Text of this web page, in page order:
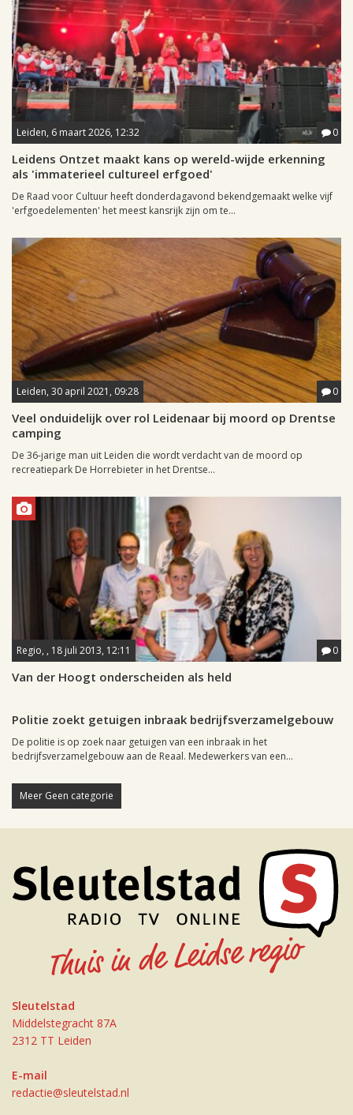
Leiden, 6 maart 2026, 12:32 0
Leidens Ontzet maakt kans op wereld-wijde erkenning
als 'immaterieel cultureel erfgoed'
De Raad voor Cultuur heeft donderdagavond bekendgemaakt welke vijf
'erfgoedelementen' het meest kansrijk zijn om te...
Leiden, 30 april 2021, 09:28 0
Veel onduidelijk over rol Leidenaar bij moord op Drentse
camping
De 36-jarige man uit Leiden die wordt verdacht van de moord op
recreatiepark De Horrebieter in het Drentse...
Regio, , 18 juli 2013, 12:11 0
Van der Hoogt onderscheiden als held
Politie zoekt getuigen inbraak bedrijfsverzamelgebouw
De politie is op zoek naar getuigen van een inbraak in het
bedrijfsverzamelgebouw aan de Reaal. Medewerkers van een...
Meer Geen categorie
Sleutelstad
Middelstegracht 87A
2312 TT Leiden
E-mail
redactie@sleutelstad.nl